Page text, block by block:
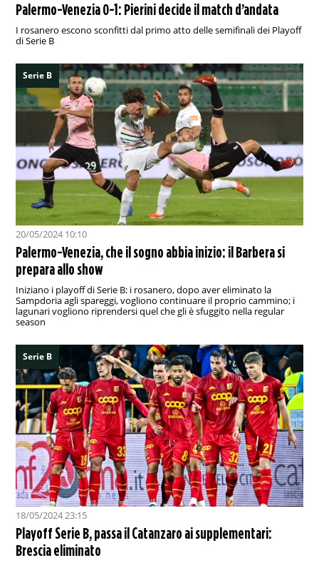
Palermo-Venezia 0-1: Pierini decide il match d’andata
I rosanero escono sconfitti dal primo atto delle semifinali dei Playoff
di Serie B
Serie B
20/05/2024 10:10
Palermo-Venezia, che il sogno abbia inizio: il Barbera si
prepara allo show
Iniziano i playoff di Serie B: i rosanero, dopo aver eliminato la
Sampdoria agli spareggi, vogliono continuare il proprio cammino; i
lagunari vogliono riprendersi quel che gli è sfuggito nella regular
season
Serie B
18/05/2024 23:15
Playoff Serie B, passa il Catanzaro ai supplementari:
Brescia eliminato